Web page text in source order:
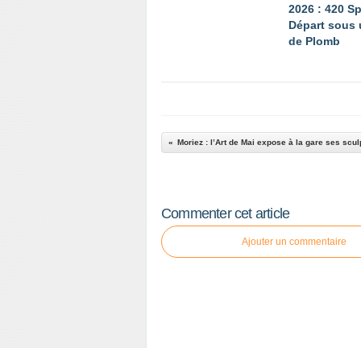
2026 : 420
Départ sous
de Plomb
Commenter cet article
Ajouter un commentaire